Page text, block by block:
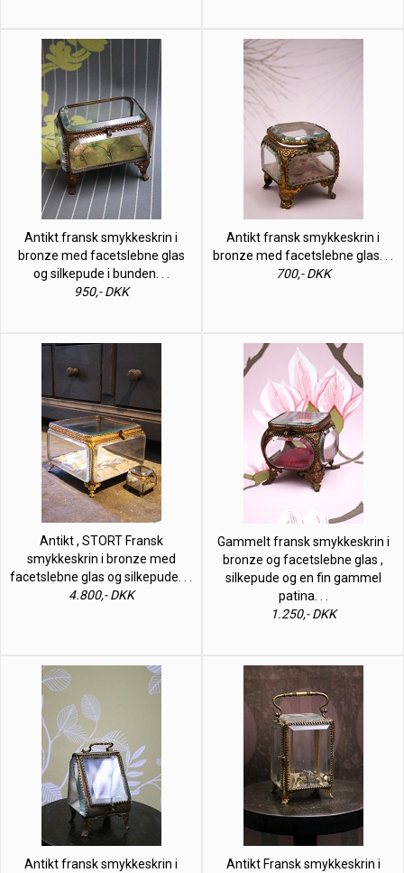
Antikt fransk smykkeskrin i
bronze med facetslebne glas
og silkepude i bunden. . .
950,- DKK
Antikt fransk smykkeskrin i
bronze med facetslebne glas. . .
700,- DKK
Antikt , STORT Fransk
smykkeskrin i bronze med
facetslebne glas og silkepude. . .
4.800,- DKK
Gammelt fransk smykkeskrin i
bronze og facetslebne glas ,
silkepude og en fin gammel
patina. . .
1.250,- DKK
Antikt fransk smykkeskrin i
Antikt Fransk smykkeskrin i